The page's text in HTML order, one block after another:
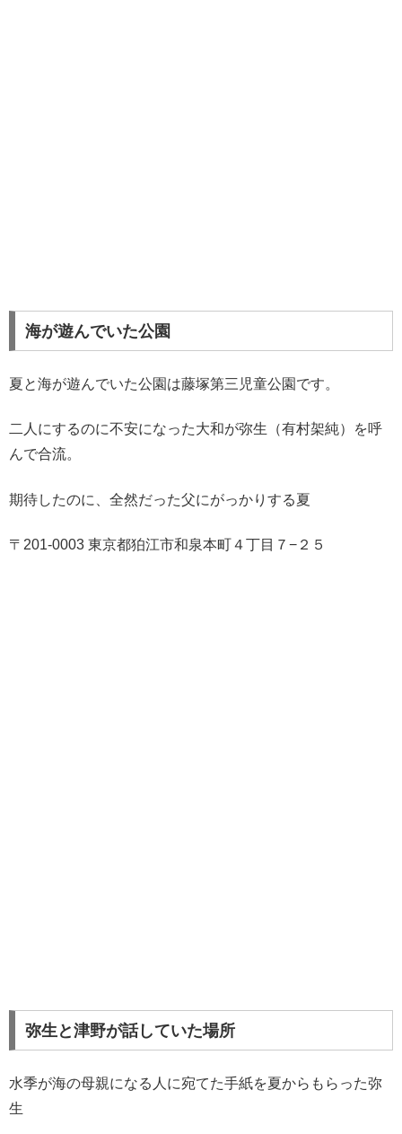
海が遊んでいた公園
夏と海が遊んでいた公園は藤塚第三児童公園です。
二人にするのに不安になった大和が弥生（有村架純）を呼
んで合流。
期待したのに、全然だった父にがっかりする夏
〒201-0003 東京都狛江市和泉本町４丁目７−２５
弥生と津野が話していた場所
水季が海の母親になる人に宛てた手紙を夏からもらった弥
生